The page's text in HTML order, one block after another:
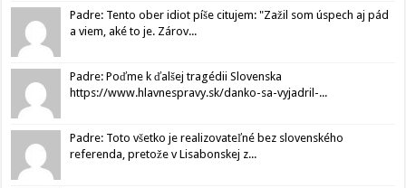
Padre: Tento ober idiot píše citujem: "Zažil som úspech aj pád
a viem, aké to je. Zárov...
Padre: Poďme k ďalšej tragédii Slovenska
https://www.hlavnespravy.sk/danko-sa-vyjadril-...
Padre: Toto všetko je realizovateľné bez slovenského
referenda, pretože v Lisabonskej z...